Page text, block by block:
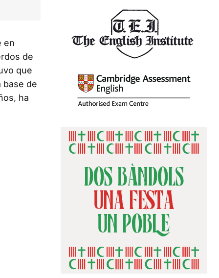
en
de
que
base de
ha